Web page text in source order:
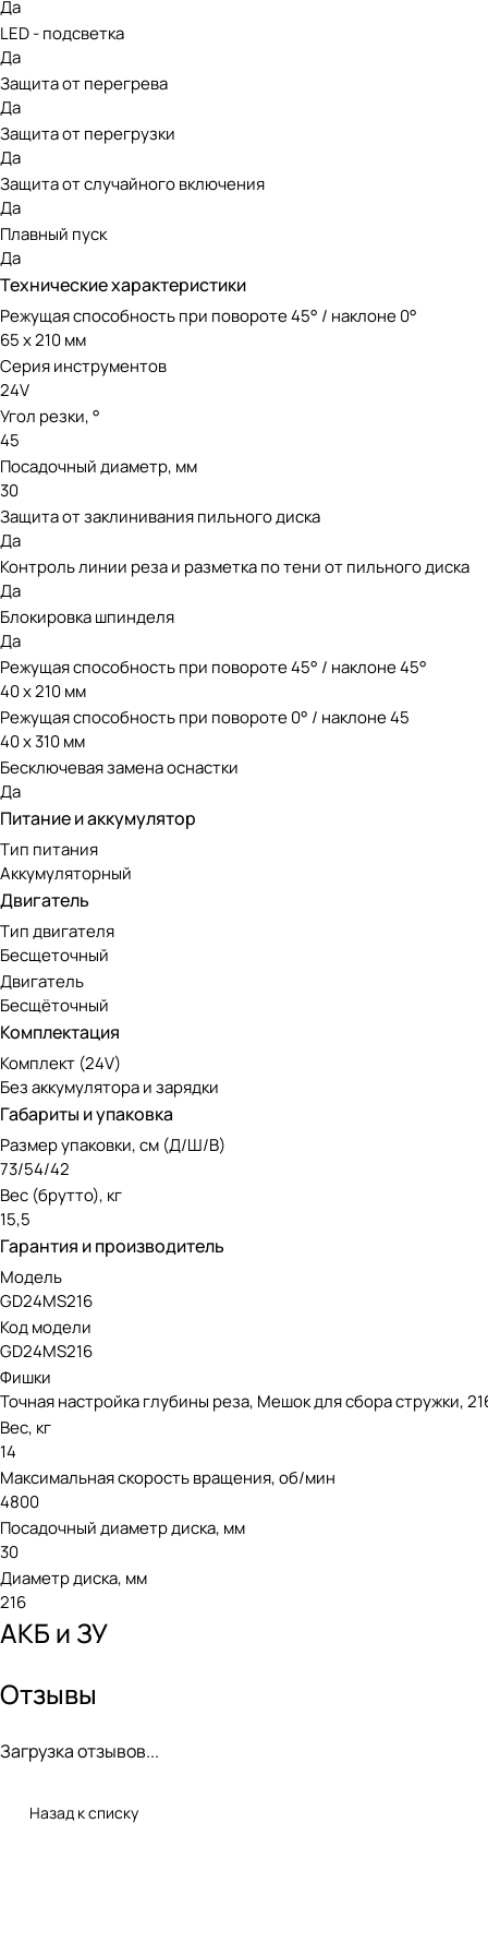
Модель работает от аккумуляторной батареи 24V,
Greenworks, в которой представлены инструменты для
Да
LED - подсветка
Да
Защита от перегрева
Да
Защита от перегрузки
Да
Защита от случайного включения
Да
Плавный пуск
Да
Технические характеристики
Режущая способность при повороте 45° / наклоне 0°
65 х 210 мм
Серия инструментов
24V
Угол резки, °
45
Посадочный диаметр, мм
30
Защита от заклинивания пильного диска
Да
Контроль линии реза и разметка по тени от пильного диска
Да
Блокировка шпинделя
Да
Режущая способность при повороте 45° / наклоне 45°
40 х 210 мм
Режущая способность при повороте 0° / наклоне 45
40 х 310 мм
Бесключевая замена оснастки
Да
Питание и аккумулятор
Тип питания
Аккумуляторный
Двигатель
Тип двигателя
Бесщеточный
Двигатель
Бесщёточный
Комплектация
Комплект (24V)
Без аккумулятора и зарядки
Габариты и упаковка
Размер упаковки, см (Д/Ш/В)
73/54/42
Вес (брутто), кг
15,5
Гарантия и производитель
Модель
GD24MS216
Код модели
GD24MS216
Фишки
Точная настройка глубины реза, Мешок для сбора стружки,
Вес, кг
14
Максимальная скорость вращения, об/мин
4800
Посадочный диаметр диска, мм
30
Диаметр диска, мм
216
АКБ и ЗУ
Отзывы
Загрузка отзывов...
Назад к списку